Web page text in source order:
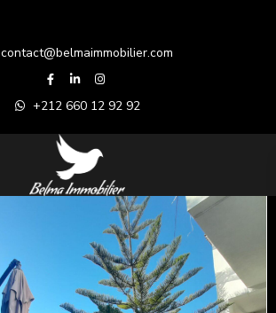
contact@belmaimmobilier.com
+212 660 12 92 92